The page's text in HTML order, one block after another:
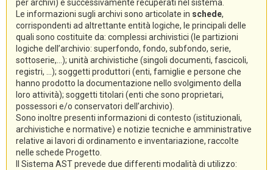
per archivi) e successivamente recuperati nel sistema.
Le informazioni sugli archivi sono articolate in schede,
corrispondenti ad altrettante entità logiche, le principali delle
quali sono costituite da: complessi archivistici (le partizioni
logiche dell’archivio: superfondo, fondo, subfondo, serie,
sottoserie,...); unità archivistiche (singoli documenti, fascicoli,
registri, ...); soggetti produttori (enti, famiglie e persone che
hanno prodotto la documentazione nello svolgimento della
loro attività); soggetti titolari (enti che sono proprietari,
possessori e/o conservatori dell’archivio).
Sono inoltre presenti informazioni di contesto (istituzionali,
archivistiche e normative) e notizie tecniche e amministrative
relative ai lavori di ordinamento e inventariazione, raccolte
nelle schede Progetto.
Il Sistema AST prevede due differenti modalità di utilizzo: